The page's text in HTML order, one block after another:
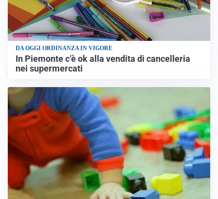
DA OGGI ORDINANZA IN VIGORE
In Piemonte c’è ok alla vendita di cancelleria
nei supermercati